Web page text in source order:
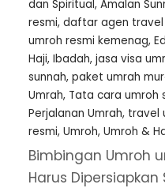
dan Spiritual, Amalan
resmi, ⁠daftar agen travel
umroh resmi kemenag,
Haji, Ibadah, jasa visa
sunnah, paket umrah
Umrah, Tata cara umroh
Perjalanan Umrah, travel
resmi, Umroh, Umroh &
Bimbingan Umroh
Harus